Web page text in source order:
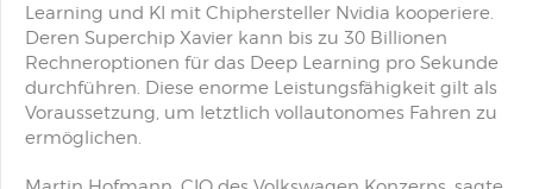
Learning und KI mit Chiphersteller Nvidia kooperiere.
Deren Superchip Xavier kann bis zu 30 Billionen
Rechneroptionen für das Deep Learning pro Sekunde
durchführen. Diese enorme Leistungsfähigkeit gilt als
Voraussetzung, um letztlich vollautonomes Fahren zu
ermöglichen.